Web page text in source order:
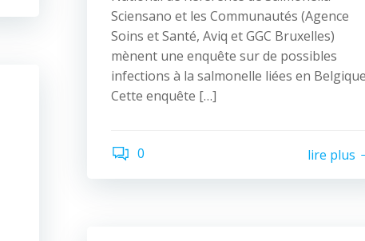
Sciensano et les Communautés (Agence
Soins et Santé, Aviq et GGC Bruxelles)
mènent une enquête sur de possibles
infections à la salmonelle liées en
Cette enquête […]
0 lire plus